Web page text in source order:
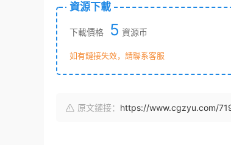
資源下載
下載價格 5 資源币
如有鏈接失效，請聯系客服
原文鏈接： https://www.cgzyu.com/